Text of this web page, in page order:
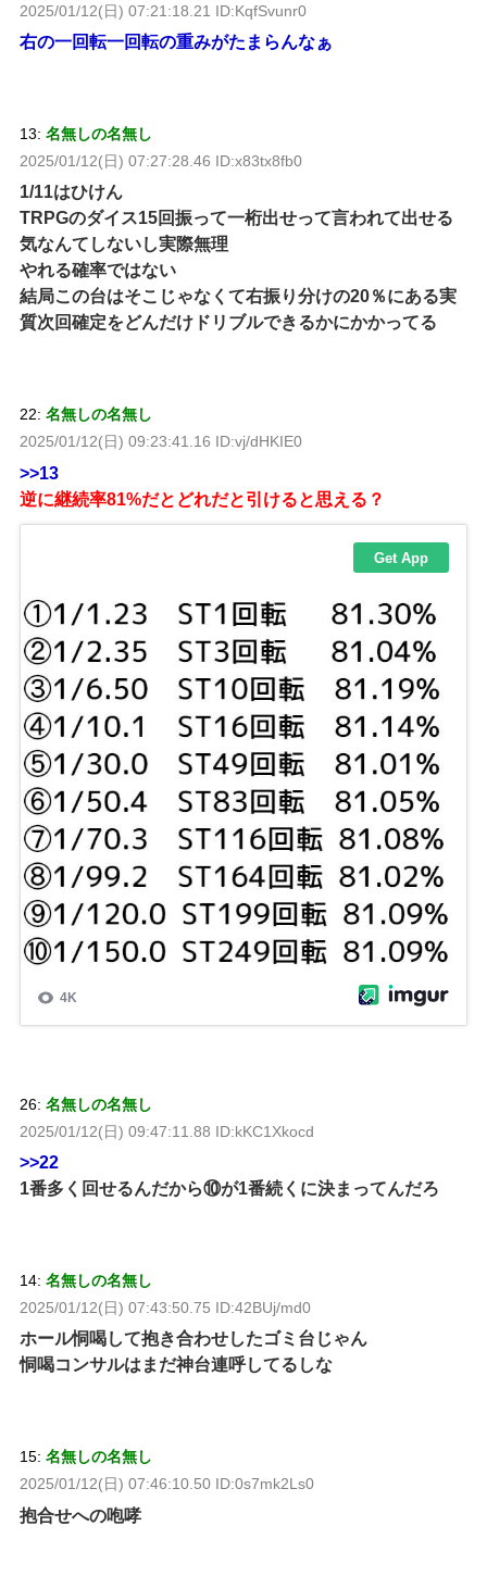
2025/01/12(日) 07:21:18.21 ID:KqfSvunr0
右の一回転一回転の重みがたまらんなぁ
13: 名無しの名無し
2025/01/12(日) 07:27:28.46 ID:x83tx8fb0
1/11はひけん
TRPGのダイス15回振って一桁出せって言われて出せる
気なんてしないし実際無理
やれる確率ではない
結局この台はそこじゃなくて右振り分けの20％にある実
質次回確定をどんだけドリブルできるかにかかってる
22: 名無しの名無し
2025/01/12(日) 09:23:41.16 ID:vj/dHKIE0
>>13
逆に継続率81%だとどれだと引けると思える？
26: 名無しの名無し
2025/01/12(日) 09:47:11.88 ID:kKC1Xkocd
>>22
1番多く回せるんだから⑩が1番続くに決まってんだろ
14: 名無しの名無し
2025/01/12(日) 07:43:50.75 ID:42BUj/md0
ホール恫喝して抱き合わせしたゴミ台じゃん
恫喝コンサルはまだ神台連呼してるしな
15: 名無しの名無し
2025/01/12(日) 07:46:10.50 ID:0s7mk2Ls0
抱合せへの咆哮